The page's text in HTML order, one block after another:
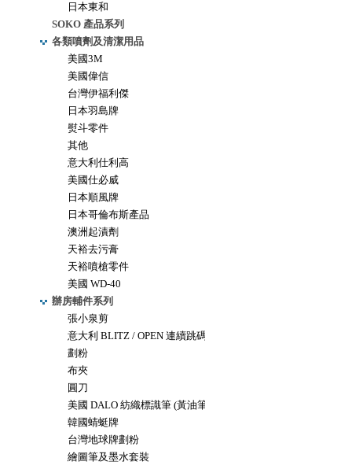
日本東和
SOKO 產品系列
各類噴劑及清潔用品
美國3M
美國偉信
台灣伊福利傑
日本羽島牌
熨斗零件
其他
意大利仕利高
美國仕必威
日本順風牌
日本哥倫布斯產品
澳洲起漬劑
天裕去污膏
天裕噴槍零件
美國 WD-40
辦房輔件系列
張小泉剪
意大利 BLITZ / OPEN 連續跳碼機
劃粉
布夾
圓刀
美國 DALO 紡織標識筆 (黃油筆)
韓國蜻蜓牌
台灣地球牌劃粉
繪圖筆及墨水套裝